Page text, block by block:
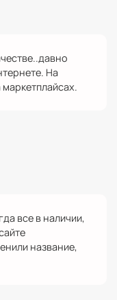
На
все в наличии,
название,